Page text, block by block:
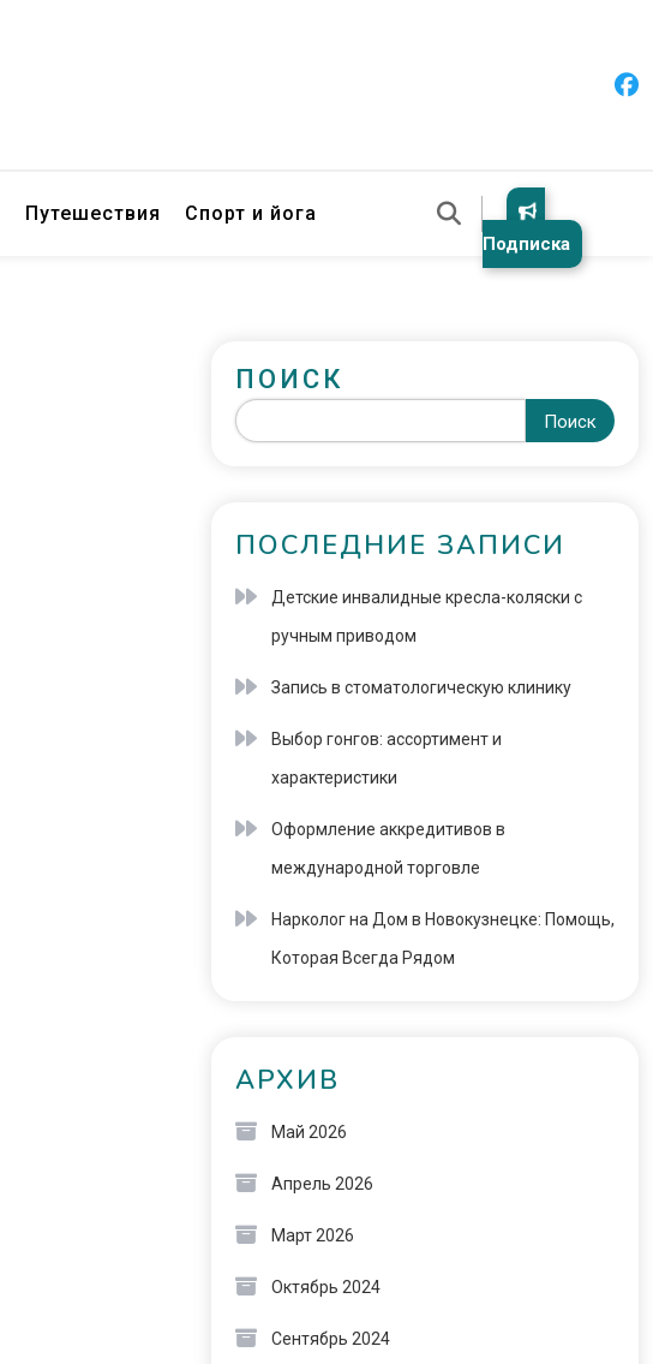
Путешествия Спорт и йога
Подписка
ПОИСК
Поиск
ПОСЛЕДНИЕ ЗАПИСИ
Детские инвалидные кресла-коляски с
ручным приводом
Запись в стоматологическую клинику
Выбор гонгов: ассортимент и
характеристики
Оформление аккредитивов в
международной торговле
Нарколог на Дом в Новокузнецке: Помощь,
Которая Всегда Рядом
АРХИВ
Май 2026
Апрель 2026
Март 2026
Октябрь 2024
Сентябрь 2024